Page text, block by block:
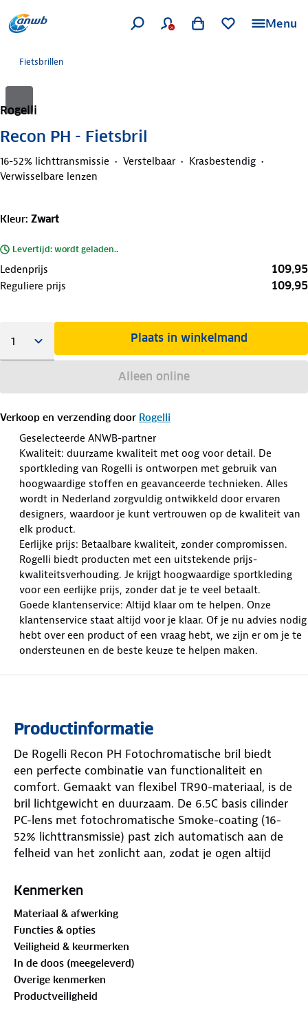
Menu
Fietsbrillen
Rogelli
Recon PH - Fietsbril
16-52% lichttransmissie Verstelbaar
Krasbestendig
Verwisselbare lenzen
Kleur: Zwart
Levertijd: wordt geladen..
Ledenprijs 109,95
Reguliere prijs 109,95
Plaats in winkelmand
Alleen online
Verkoop en verzending door Rogelli
Geselecteerde ANWB-partner
Kwaliteit: duurzame kwaliteit met oog voor detail. De
sportkleding van Rogelli is ontworpen met gebruik van
hoogwaardige stoffen en geavanceerde technieken. Alles
wordt in Nederland zorgvuldig ontwikkeld door ervaren
designers, waardoor je kunt vertrouwen op de kwaliteit van
elk product.
Eerlijke prijs: Betaalbare kwaliteit, zonder compromissen.
Rogelli biedt producten met een uitstekende prijs-
kwaliteitsverhouding. Je krijgt hoogwaardige sportkleding
voor een eerlijke prijs, zonder dat je te veel betaalt.
Goede klantenservice: Altijd klaar om te helpen. Onze
klantenservice staat altijd voor je klaar. Of je nu advies nodig
hebt over een product of een vraag hebt, we zijn er om je te
ondersteunen en de beste keuze te helpen maken.
Productinformatie
De Rogelli Recon PH Fotochromatische bril biedt
een perfecte combinatie van functionaliteit en
comfort. Gemaakt van flexibel TR90-materiaal, is de
bril lichtgewicht en duurzaam. De 6.5C basis cilinder
PC-lens met fotochromatische Smoke-coating (16-
52% lichttransmissie) past zich automatisch aan de
felheid van het zonlicht aan, zodat je ogen altijd
glazen hoeft te wisselen. Of je nu bij zonsopgang
hun tint aan om je zicht te optimaliseren en je ogen
te beschermen tegen wind, water en vuil.
Kenmerken
Materiaal & afwerking
Functies & opties
Veiligheid & keurmerken
In de doos (meegeleverd)
Overige kenmerken
Productveiligheid